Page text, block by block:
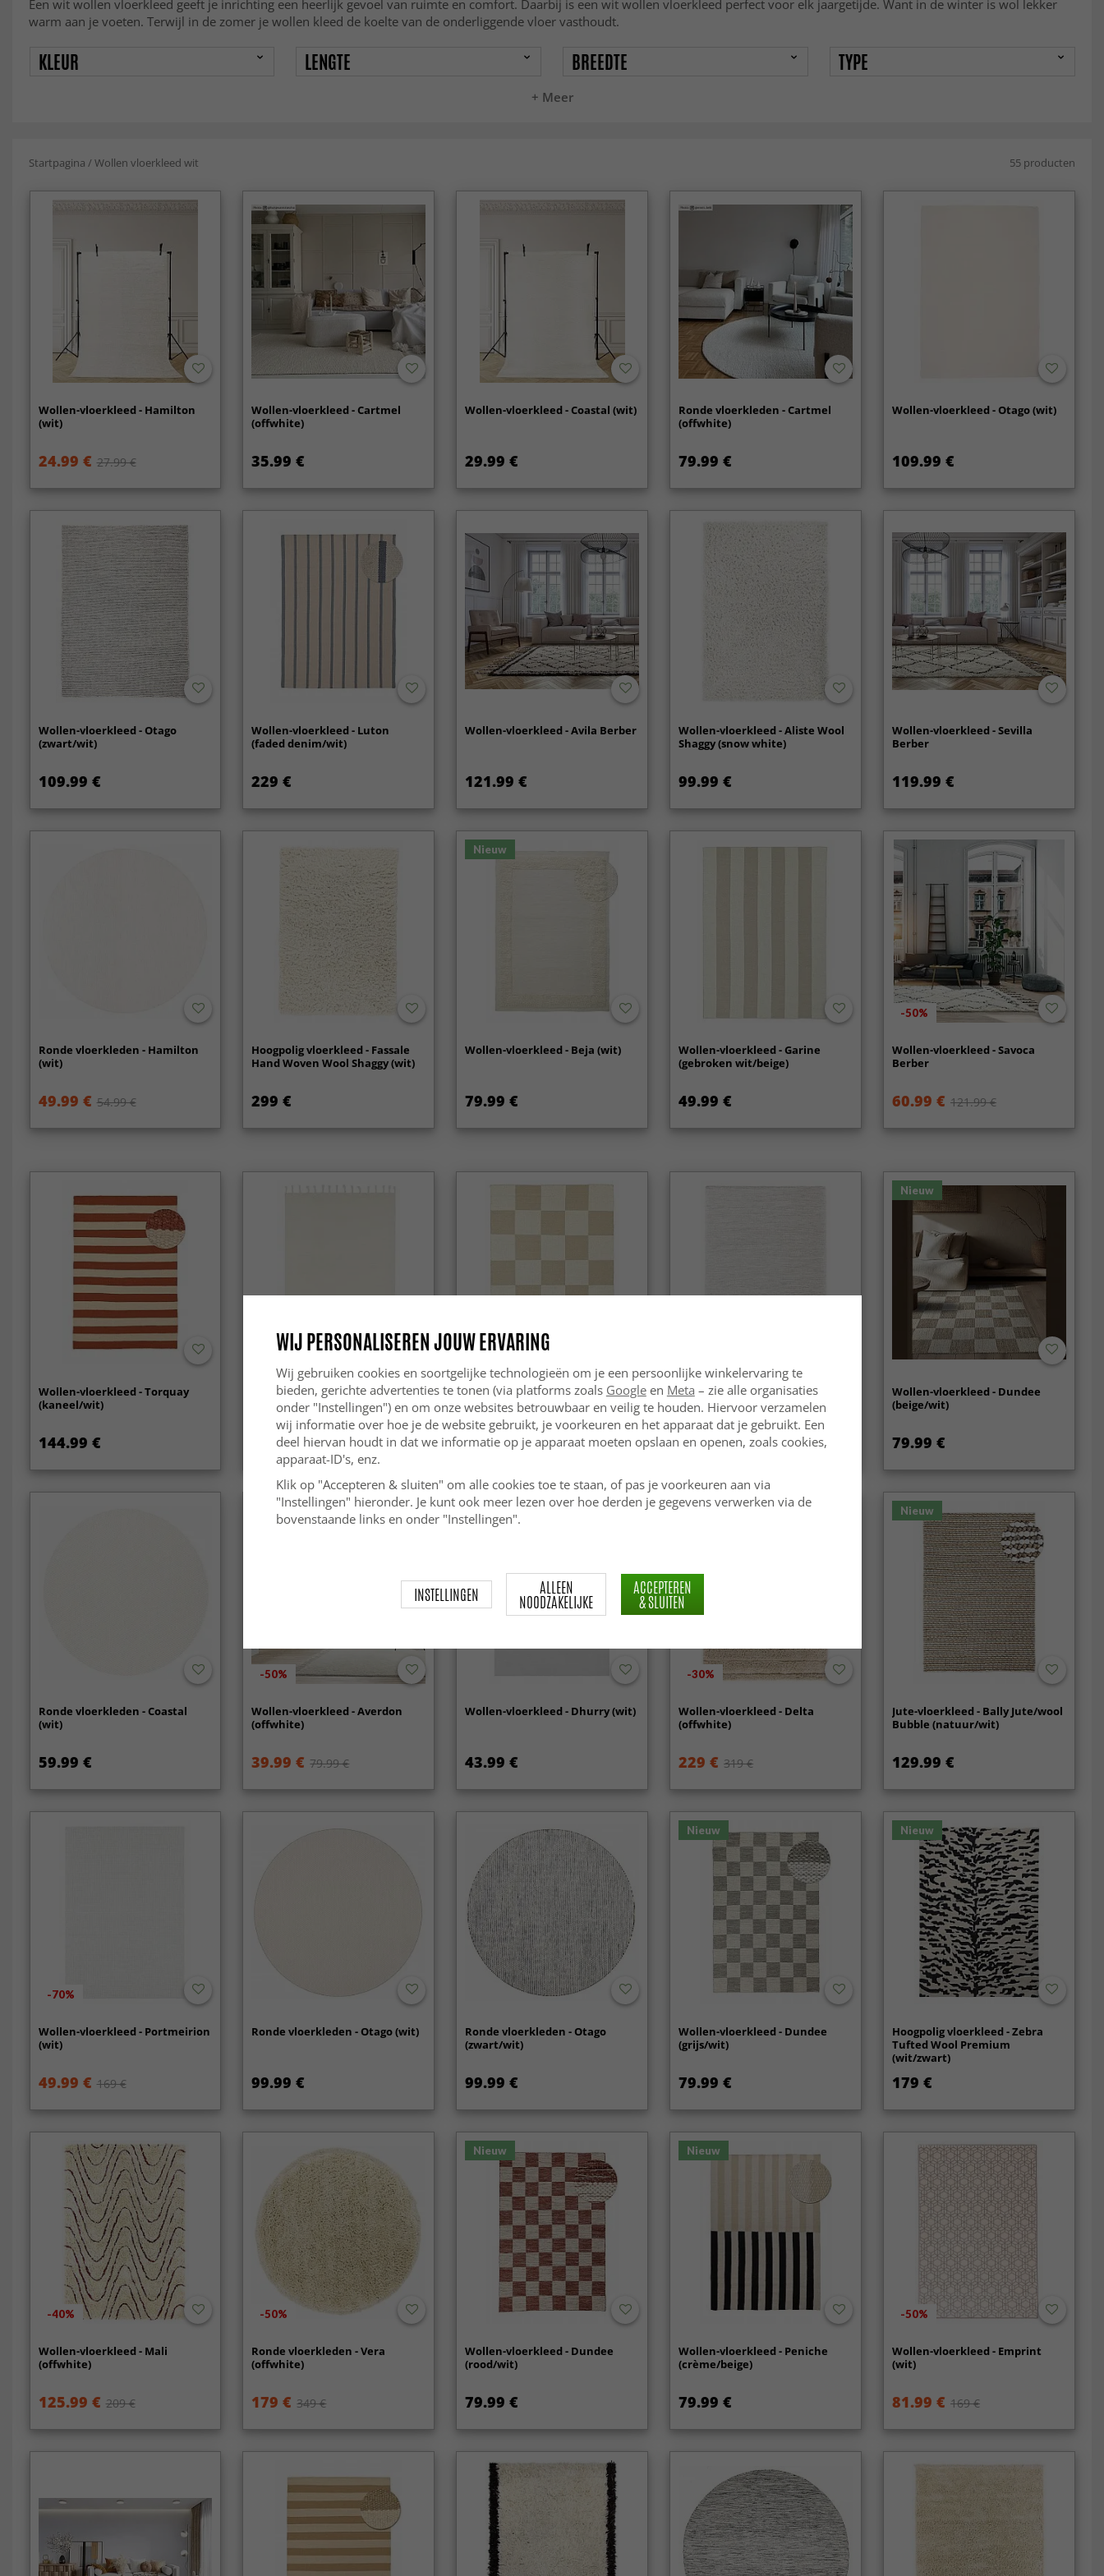
Een wit wollen vloerkleed geeft je inrichting een heerlijk gevoel van ruimte en comfort. Daarbij is een wit wollen vloerkleed perfect voor elk jaargetijde. Want in de winter is wol lekker
warm aan je voeten. Terwijl in de zomer je wollen kleed de koelte van de onderliggende vloer vasthoudt.
+ Meer
KLEUR LENGTE BREEDTE TYPE
Startpagina /Wollen vloerkleed wit 55 producten
Wollen-vloerkleed - Hamilton
(wit)
24.99 € 27.99 €
Wollen-vloerkleed - Cartmel
(offwhite)
35.99 €
Wollen-vloerkleed - Coastal (wit)
29.99 €
Ronde vloerkleden - Cartmel
(offwhite)
79.99 €
Wollen-vloerkleed - Otago (wit)
109.99 €
Wollen-vloerkleed - Otago
(zwart/wit)
109.99 €
Wollen-vloerkleed - Luton
(faded denim/wit)
229 €
Wollen-vloerkleed - Avila Berber
121.99 €
Wollen-vloerkleed - Aliste Wool
Shaggy (snow white)
99.99 €
Wollen-vloerkleed - Sevilla
Berber
119.99 €
Ronde vloerkleden - Hamilton
(wit)
49.99 € 54.99 €
Hoogpolig vloerkleed - Fassale
Hand Woven Wool Shaggy (wit)
299 €
Nieuw
Wollen-vloerkleed - Beja (wit)
79.99 €
Wollen-vloerkleed - Garine
(gebroken wit/beige)
49.99 €
-50%
Wollen-vloerkleed - Savoca
Berber
60.99 € 121.99 €
Wollen-vloerkleed - Torquay
(kaneel/wit)
144.99 €
Wollen-vloerkleed - Malana (wit)
33.99 €
Wollen-vloerkleed - Scacco
(wit/beige)
89.99 €
Wollen-vloerkleed - Wellington
(wit)
62.99 € 104.99 €
Nieuw
Wollen-vloerkleed - Dundee
(beige/wit)
79.99 €
Ronde vloerkleden - Coastal
(wit)
59.99 €
-50%
Wollen-vloerkleed - Averdon
(offwhite)
39.99 € 79.99 €
Wollen-vloerkleed - Dhurry (wit)
43.99 €
-30%
Wollen-vloerkleed - Delta
(offwhite)
229 € 319 €
Nieuw
Jute-vloerkleed - Bally Jute/wool
Bubble (natuur/wit)
129.99 €
-70%
Wollen-vloerkleed - Portmeirion
(wit)
49.99 € 169 €
Ronde vloerkleden - Otago (wit)
99.99 €
Ronde vloerkleden - Otago
(zwart/wit)
99.99 €
Nieuw
Wollen-vloerkleed - Dundee
(grijs/wit)
79.99 €
Nieuw
Hoogpolig vloerkleed - Zebra
Tufted Wool Premium
(wit/zwart)
179 €
-40%
Wollen-vloerkleed - Mali
(offwhite)
125.99 € 209 €
-50%
Ronde vloerkleden - Vera
(offwhite)
179 € 349 €
Nieuw
Wollen-vloerkleed - Dundee
(rood/wit)
79.99 €
Nieuw
Wollen-vloerkleed - Peniche
(crème/beige)
79.99 €
-50%
Wollen-vloerkleed - Emprint
(wit)
81.99 € 169 €
WIJ PERSONALISEREN JOUW ERVARING
Wij gebruiken cookies en soortgelijke technologieën om je een persoonlijke winkelervaring te
bieden, gerichte advertenties te tonen (via platforms zoals Googleen Meta – zie alle organisaties
onder "Instellingen") en om onze websites betrouwbaar en veilig te houden. Hiervoor verzamelen
wij informatie over hoe je de website gebruikt, je voorkeuren en het apparaat dat je gebruikt. Een
deel hiervan houdt in dat we informatie op je apparaat moeten opslaan en openen, zoals cookies,
apparaat-ID's, enz.
Klik op "Accepteren & sluiten" om alle cookies toe te staan, of pas je voorkeuren aan via
"Instellingen" hieronder. Je kunt ook meer lezen over hoe derden je gegevens verwerken via de
bovenstaande links en onder "Instellingen".
INSTELLINGEN ALLEEN
NOODZAKELIJKE
ACCEPTEREN
& SLUITEN